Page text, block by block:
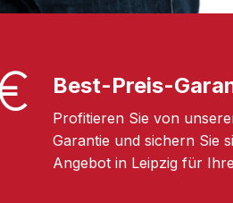
Best-Preis-
Profitieren Sie von
Garantie und sichern Sie
Angebot in Leipzig für